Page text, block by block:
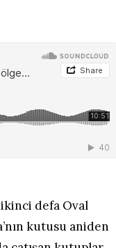
defa Oval
kutusu aniden